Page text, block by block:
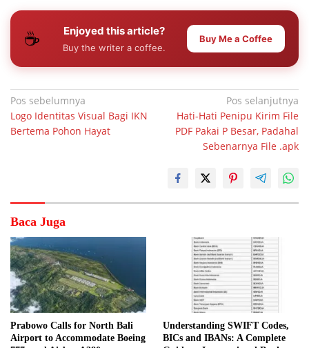
☕ Enjoyed this article?
Buy the writer a coffee.
Buy Me a Coffee
Navigasi
pos
Pos sebelumnya
Logo Identitas Visual Bagi IKN
Bertema Pohon Hayat
Pos selanjutnya
Hati-Hati Penipu Kirim File
PDF Pakai P Besar, Padahal
Sebenarnya File .apk
Baca Juga
Prabowo Calls for North Bali
Airport to Accommodate Boeing
Understanding SWIFT Codes,
BICs and IBANs: A Complete